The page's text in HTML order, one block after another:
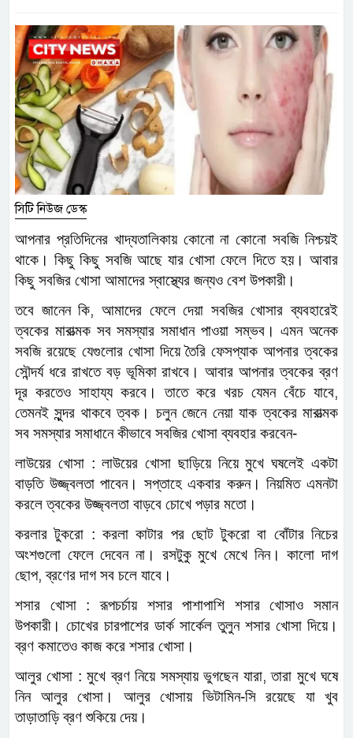
সিটি নিউজ ডেস্ক
আপনার প্রতিদিনের খাদ্যতালিকায় কোনো না কোনো সবজি নিশ্চয়ই
থাকে। কিছু কিছু সবজি আছে যার খোসা ফেলে দিতে হয়। আবার
কিছু সবজির খোসা আমাদের স্বাস্থ্যের জন্যও বেশ উপকারী।
তবে জানেন কি, আমাদের ফেলে দেয়া সবজির খোসার ব্যবহারেই
ত্বকের মারাত্মক সব সমস্যার সমাধান পাওয়া সম্ভব। এমন অনেক
সবজি রয়েছে যেগুলোর খোসা দিয়ে তৈরি ফেসপ্যাক আপনার ত্বকের
সৌন্দর্য ধরে রাখতে বড় ভূমিকা রাখবে। আবার আপনার ত্বকের ব্রণ
দূর করতেও সাহায্য করবে। তাতে করে খরচ যেমন বেঁচে যাবে,
তেমনই সুন্দর থাকবে ত্বক। চলুন জেনে নেয়া যাক ত্বকের মারাত্মক
সব সমস্যার সমাধানে কীভাবে সবজির খোসা ব্যবহার করবেন-
লাউয়ের খোসা : লাউয়ের খোসা ছাড়িয়ে নিয়ে মুখে ঘষলেই একটা
বাড়তি উজ্জ্বলতা পাবেন। সপ্তাহে একবার করুন। নিয়মিত এমনটা
করলে ত্বকের উজ্জ্বলতা বাড়বে চোখে পড়ার মতো।
করলার টুকরো : করলা কাটার পর ছোট টুকরো বা বোঁটার নিচের
অংশগুলো ফেলে দেবেন না। রসটুকু মুখে মেখে নিন। কালো দাগ
ছোপ,ব্রণের দাগ সব চলে যাবে।
শসার খোসা : রূপচর্চায় শসার পাশাপাশি শসার খোসাও সমান
উপকারী। চোখের চারপাশের ডার্ক সার্কেল তুলুন শসার খোসা দিয়ে।
ব্রণ কমাতেও কাজ করে শসার খোসা।
আলুর খোসা : মুখে ব্রণ নিয়ে সমস্যায় ভুগছেন যারা,তারা মুখে ঘষে
নিন আলুর খোসা। আলুর খোসায় ভিটামিন-সি রয়েছে যা খুব
তাড়াতাড়ি ব্রণ শুকিয়ে দেয়।